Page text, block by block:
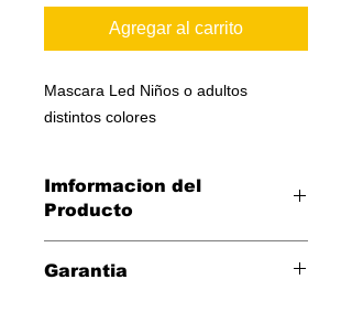
Agregar al carrito
Mascara Led Niños o adultos
distintos colores
Imformacion del
Producto
Garantia